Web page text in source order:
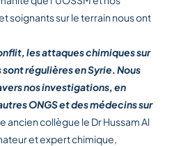
soignants sur le terrain nous ont
les attaques chimiques sur
régulières en Syrie. Nous
nos investigations, en
ONGS et des médecins sur
ancien collègue le Dr Hussam Al
et expert chimique,